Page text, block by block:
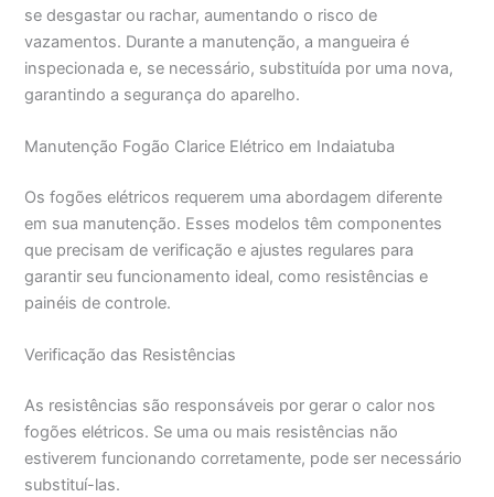
se desgastar ou rachar, aumentando o risco de
vazamentos. Durante a manutenção, a mangueira é
inspecionada e, se necessário, substituída por uma nova,
garantindo a segurança do aparelho.
Manutenção Fogão Clarice Elétrico em Indaiatuba
Os fogões elétricos requerem uma abordagem diferente
em sua manutenção. Esses modelos têm componentes
que precisam de verificação e ajustes regulares para
garantir seu funcionamento ideal, como resistências e
painéis de controle.
Verificação das Resistências
As resistências são responsáveis por gerar o calor nos
fogões elétricos. Se uma ou mais resistências não
estiverem funcionando corretamente, pode ser necessário
substituí-las.